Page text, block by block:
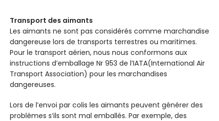
Transport des aimants
Les aimants ne sont pas considérés comme marchandise
dangereuse lors de transports terrestres ou maritimes.
Pour le transport aérien, nous nous conformons aux
instructions d’emballage Nr 953 de l’IATA(International Air
Transport Association) pour les marchandises
dangereuses.
Lors de l’envoi par colis les aimants peuvent générer des
problèmes s’ils sont mal emballés. Par exemple, des